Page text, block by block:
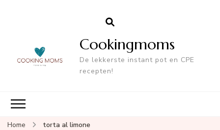
Cookingmoms
De lekkerste instant pot en CPE
recepten!
Home torta al limone